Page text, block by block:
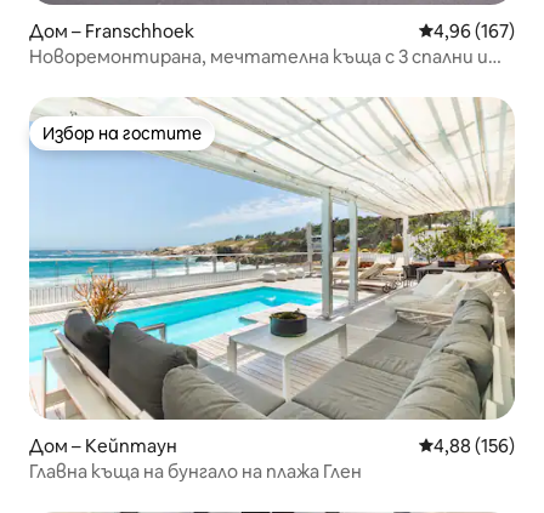
Дом – Franschhoek Средна
4,96 (167)
Новоремонтирана, мечтателна къща с 3 спални и
Избор на гостите
Избор на гостите
Дом – Кейптаун Средна
4,88 (156)
Главна къща на бунгало на плажа Глен